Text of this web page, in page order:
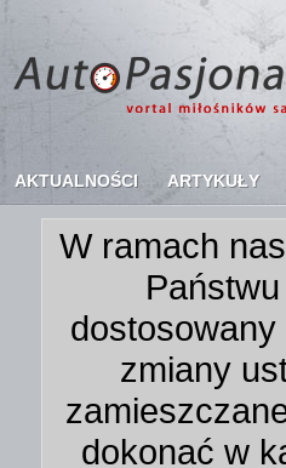
AKTUALNOŚCI ARTYKUŁY
W ramach
zmiany
dokonać w